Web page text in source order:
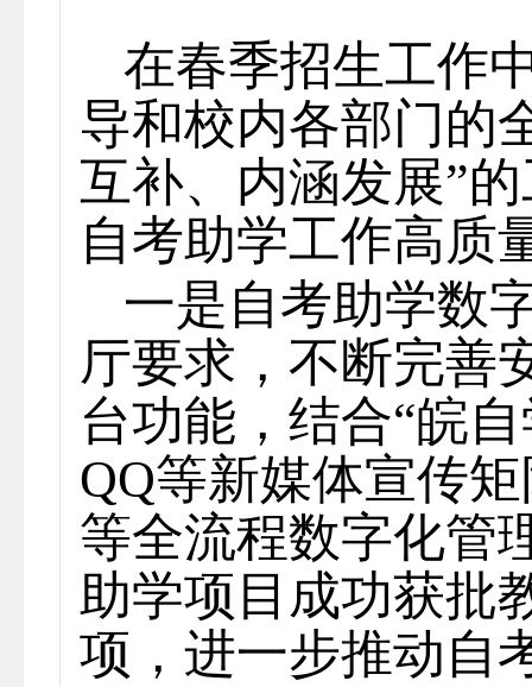
在春季招生工作
导和校内各部门的
互补、内涵发展”
自考助学工作高质
一是自考助学数
厅要求，不断完善
台功能，结合“皖
QQ等新媒体宣传
等全流程数字化管
助学项目成功获批
项，进一步推动自